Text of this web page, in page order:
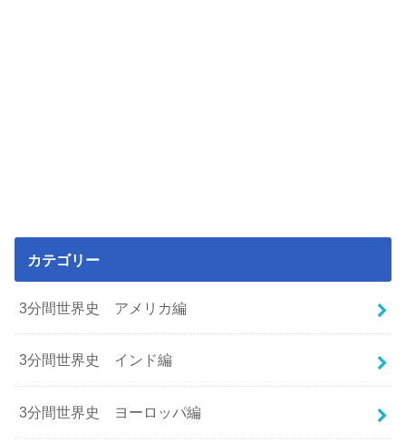
カテゴリー
3分間世界史 アメリカ編
3分間世界史 インド編
3分間世界史 ヨーロッパ編